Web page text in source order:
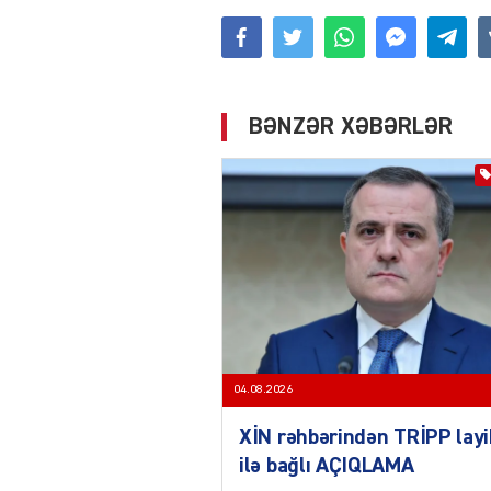
BƏNZƏR XƏBƏRLƏR
04.08.2026
XİN rəhbərindən TRİPP
ilə bağlı AÇIQLAMA